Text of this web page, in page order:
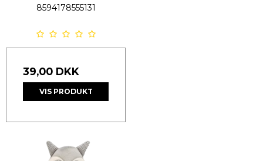
8594178555131
39,00 DKK
VIS PRODUKT